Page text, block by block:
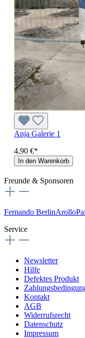
Anja Galerie 1
4,90 €*
In den Warenkorb
Freunde & Sponsoren
Fernando BerlinArollo
Service
Newsletter
Hilfe
Defektes Produkt
Kontakt
AGB
Widerrufsrecht
Datenschutz
Impressum